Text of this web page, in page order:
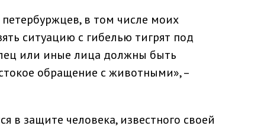
в том числе моих
ситуацию с гибелью тигрят под
или иные лица должны быть
обращение с животными», –
в защите человека, известного своей